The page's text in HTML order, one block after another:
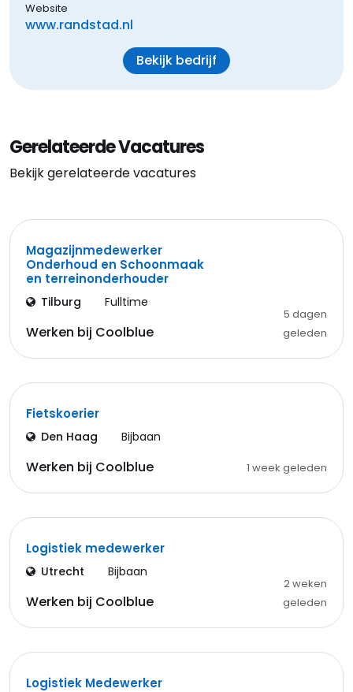
Website
www.randstad.nl
Bekijk bedrijf
Gerelateerde Vacatures
Bekijk gerelateerde vacatures
Magazijnmedewerker
Onderhoud en Schoonmaak
en terreinonderhouder
Tilburg Fulltime
Werken bij Coolblue
5 dagen
geleden
Fietskoerier
Den Haag Bijbaan
Werken bij Coolblue 1 week geleden
Logistiek medewerker
Utrecht Bijbaan
Werken bij Coolblue
2 weken
geleden
Logistiek Medewerker